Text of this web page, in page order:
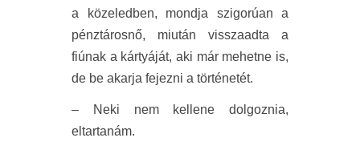
a közeledben, mondja szigorúan a
pénztárosnő, miután visszaadta a
fiúnak a kártyáját, aki már mehetne is,
de be akarja fejezni a történetét.
– Neki nem kellene dolgoznia,
eltartanám.